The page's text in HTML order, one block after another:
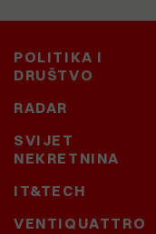
POLITIKA I
DRUŠTVO
RADAR
SVIJET
NEKRETNINA
IT&TECH
VENTIQUATTRO